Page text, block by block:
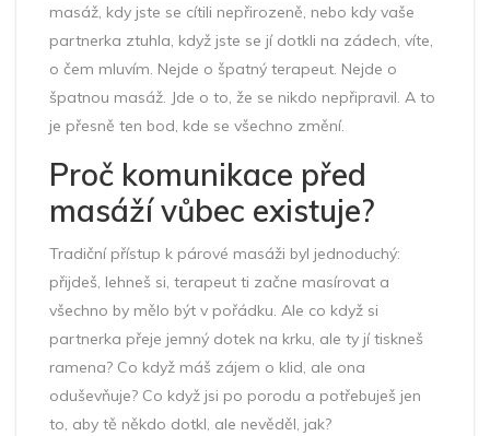
masáž, kdy jste se cítili nepřirozeně, nebo kdy vaše
partnerka ztuhla, když jste se jí dotkli na zádech, víte,
o čem mluvím. Nejde o špatný terapeut. Nejde o
špatnou masáž. Jde o to, že se nikdo nepřipravil. A to
je přesně ten bod, kde se všechno změní.
Proč komunikace před
masáží vůbec existuje?
Tradiční přístup k párové masáži byl jednoduchý:
přijdeš, lehneš si, terapeut ti začne masírovat a
všechno by mělo být v pořádku. Ale co když si
partnerka přeje jemný dotek na krku, ale ty jí tiskneš
ramena? Co když máš zájem o klid, ale ona
oduševňuje? Co když jsi po porodu a potřebuješ jen
to, aby tě někdo dotkl, ale nevěděl, jak?